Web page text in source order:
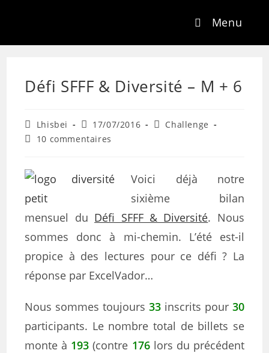
Menu
Défi SFFF & Diversité – M + 6
Lhisbei 17/07/2016
Challenge
10 commentaires
Voici déjà notre
sixième bilan
mensuel du Défi SFFF & Diversité. Nous
sommes donc à mi-chemin. L’été est-il
propice à des lectures pour ce défi ? La
réponse par ExcelVador…
Nous sommes toujours 33 inscrits pour 30
participants. Le nombre total de billets se
monte à 193(contre 176 lors du précédent